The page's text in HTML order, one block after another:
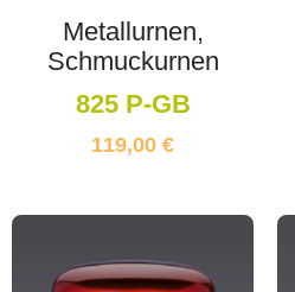
Metallurnen,
Schmuckurnen
825 P-GB
119,00 €